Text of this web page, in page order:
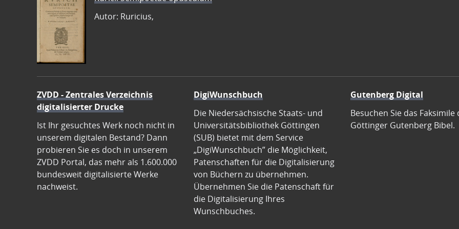
Autor: Ruricius,
ZVDD - Zentrales Verzeichnis
digitalisierter Drucke
Ist Ihr gesuchtes Werk noch nicht in
unserem digitalen Bestand? Dann
probieren Sie es doch in unserem
ZVDD Portal, das mehr als 1.600.000
bundesweit digitalisierte Werke
nachweist.
DigiWunschbuch
Die Niedersächsische Staats- und
Universitätsbibliothek Göttingen
(SUB) bietet mit dem Service
„DigiWunschbuch” die Möglichkeit,
Patenschaften für die Digitalisierung
von Büchern zu übernehmen.
Übernehmen Sie die Patenschaft für
die Digitalisierung Ihres
Wunschbuches.
Gutenberg Digital
Besuchen Sie das Faksimile
Göttinger Gutenberg Bibel.